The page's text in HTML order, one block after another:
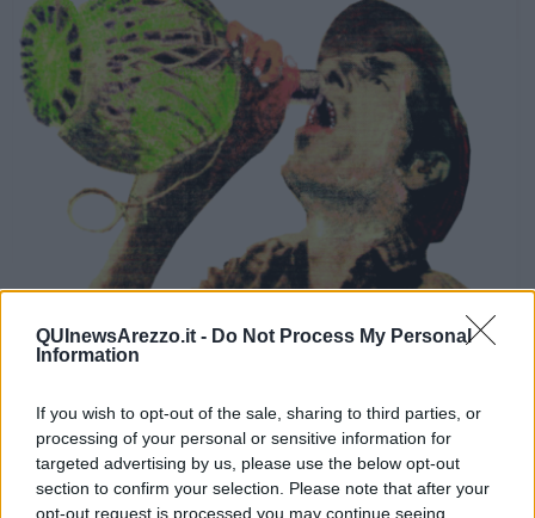
QUInewsArezzo.it - Do Not Process My Personal
Information
If you wish to opt-out of the sale, sharing to third parties, or
processing of your personal or sensitive information for
targeted advertising by us, please use the below opt-out
section to confirm your selection. Please note that after your
opt-out request is processed you may continue seeing
Immagine posterizzata
Contadino abitante in Monte Bamboli, (Dondoli) (1980)
beve vino fatto con uva (zampina) cioè con uva di vitis silvestris
vinifera cresciuta nei boschi adiacenti il podere. Mi fu offerto di